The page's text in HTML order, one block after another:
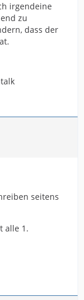
irgendeine
zu
dass der
seitens
alle 1.